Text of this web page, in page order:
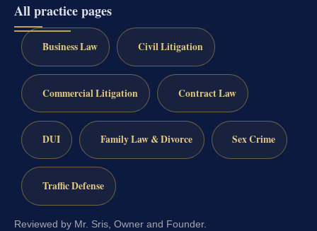
All practice pages
Business Law Civil Litigation
Commercial Litigation Contract Law
DUI Family Law & Divorce Sex Crime
Traffic Defense
Reviewed by Mr. Sris, Owner and Founder.